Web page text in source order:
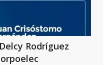
Rodríguez